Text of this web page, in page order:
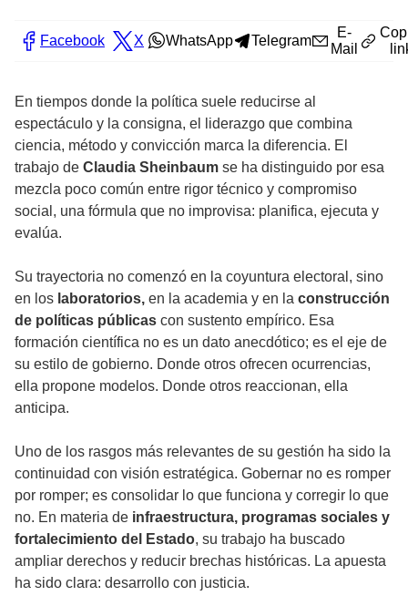
Facebook X WhatsApp Telegram
E-
Mail
En tiempos donde la política suele reducirse al
espectáculo y la consigna, el liderazgo que combina
ciencia, método y convicción marca la diferencia. El
trabajo de Claudia Sheinbaum se ha distinguido por esa
mezcla poco común entre rigor técnico y compromiso
social, una fórmula que no improvisa: planifica, ejecuta y
evalúa.
Su trayectoria no comenzó en la coyuntura electoral, sino
en los laboratorios, en la academia y en la construcción
de políticas públicas con sustento empírico. Esa
formación científica no es un dato anecdótico; es el eje de
su estilo de gobierno. Donde otros ofrecen ocurrencias,
ella propone modelos. Donde otros reaccionan, ella
anticipa.
Uno de los rasgos más relevantes de su gestión ha sido la
continuidad con visión estratégica. Gobernar no es romper
por romper; es consolidar lo que funciona y corregir lo que
no. En materia de infraestructura, programas sociales y
fortalecimiento del Estado, su trabajo ha buscado
ampliar derechos y reducir brechas históricas. La apuesta
ha sido clara: desarrollo con justicia.